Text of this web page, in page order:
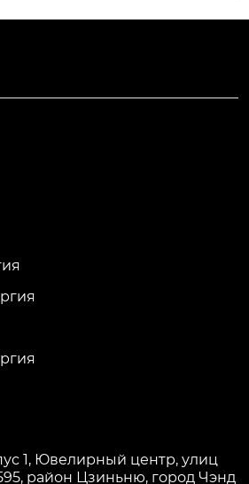
1, Ювелирный центр, улиц
район Цзиньню, город Чэнд